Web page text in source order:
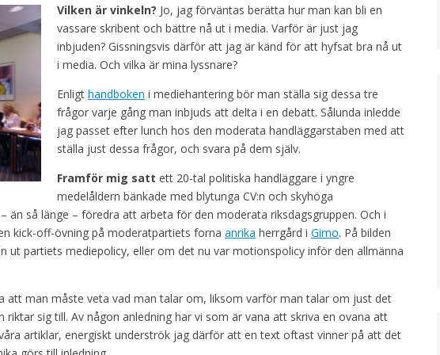
Vilken är vinkeln? Jo, jag förväntas berätta hur man kan bli en
vassare skribent och bättre nå ut i media. Varför är just jag
inbjuden? Gissningsvis därför att jag är känd för att hyfsat bra nå ut
i media. Och vilka är mina lyssnare?
Enligt handboken i mediehantering bör man ställa sig dessa tre
frågor varje gång man inbjuds att delta i en debatt. Sålunda inledde
jag passet efter lunch hos den moderata handläggarstaben med att
ställa just dessa frågor, och svara på dem själv.
Framför mig satt ett 20-tal politiska handläggare i yngre
medelåldern bänkade med blytunga CV:n och skyhöga
än så länge – föredra att arbeta för den moderata riksdagsgruppen. Och i
kick-off-övning på moderatpartiets forna anrika herrgård i Gimo. På bilden
ut partiets mediepolicy, eller om det nu var motionspolicy inför den allmänna
att man måste veta vad man talar om, liksom varför man talar om just det
sig till. Av någon anledning har vi som är vana att skriva en ovana att
artiklar, energiskt underströk jag därför att en text oftast vinner på att det